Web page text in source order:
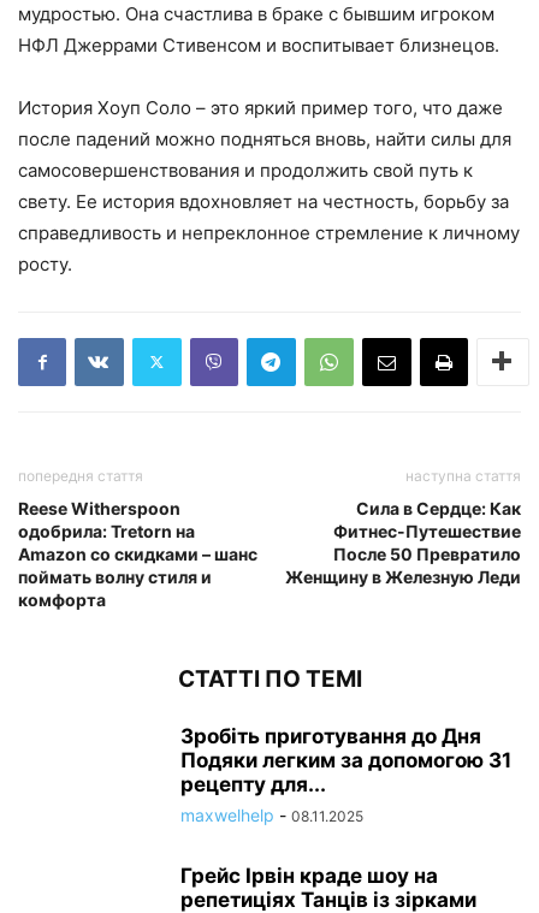
мудростью. Она счастлива в браке с бывшим игроком
НФЛ Джеррами Стивенсом и воспитывает близнецов.
История Хоуп Соло – это яркий пример того, что даже
после падений можно подняться вновь, найти силы для
самосовершенствования и продолжить свой путь к
свету. Ее история вдохновляет на честность, борьбу за
справедливость и непреклонное стремление к личному
росту.
попередня стаття
Reese Witherspoon
одобрила: Tretorn на
Amazon со скидками – шанс
поймать волну стиля и
комфорта
наступна стаття
Сила в Сердце: Как
Фитнес-Путешествие
После 50 Превратило
Женщину в Железную Леди
СТАТТІ ПО ТЕМІ
Зробіть приготування до Дня
Подяки легким за допомогою 31
рецепту для...
maxwelhelp - 08.11.2025
Грейс Ірвін краде шоу на
репетиціях Танців із зірками